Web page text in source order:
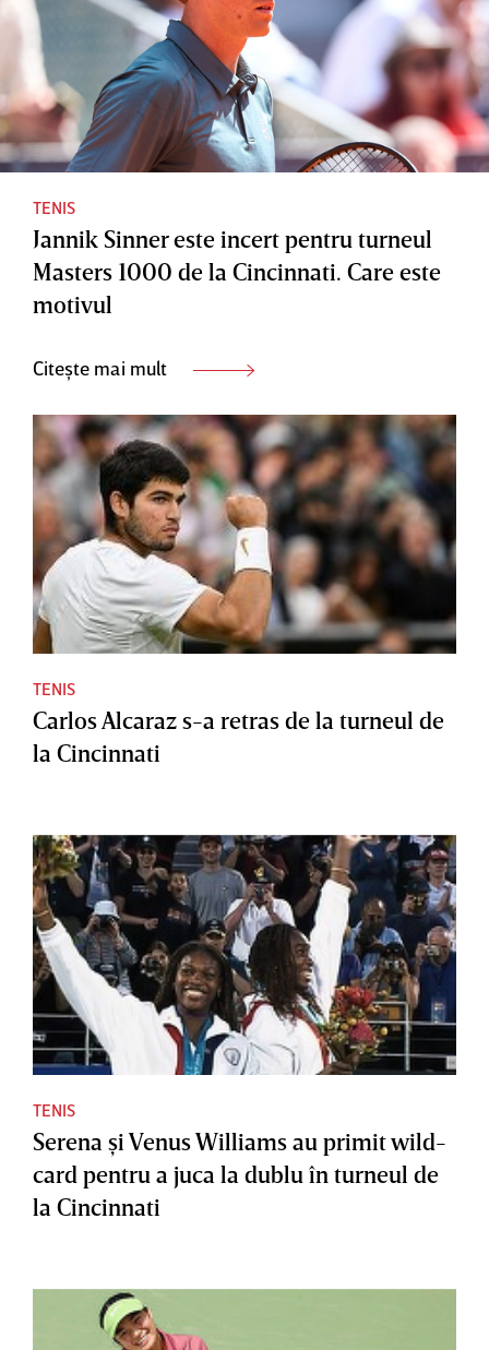
TENIS
Jannik Sinner este incert pentru turneul
Masters 1000 de la Cincinnati. Care este
motivul
Citește mai mult
TENIS
Carlos Alcaraz s-a retras de la turneul de
la Cincinnati
TENIS
Serena şi Venus Williams au primit wild-
card pentru a juca la dublu în turneul de
la Cincinnati